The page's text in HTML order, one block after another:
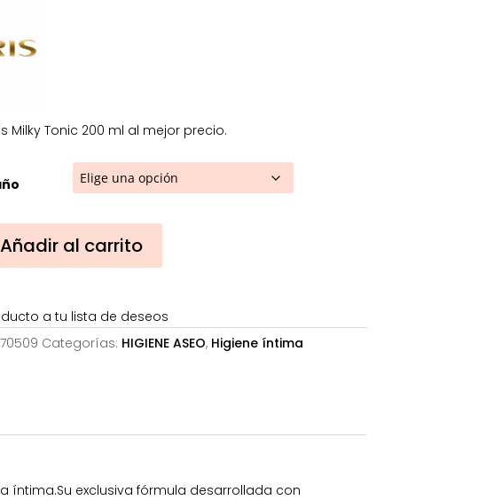
Milky Tonic 200 ml al mejor precio.
Añadir al carrito
a tu lista de deseos
Categorías: HIGIENE ASEO, Higiene íntima
íntima.Su exclusiva fórmula desarrollada con